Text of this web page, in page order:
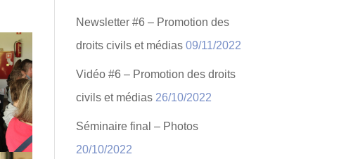
Newsletter #6 – Promotion des
droits civils et médias 09/11/2022
Vidéo #6 – Promotion des droits
civils et médias 26/10/2022
Séminaire final – Photos
20/10/2022